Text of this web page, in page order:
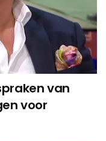
van
voor